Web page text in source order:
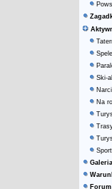
Ski-
Na
Galeria